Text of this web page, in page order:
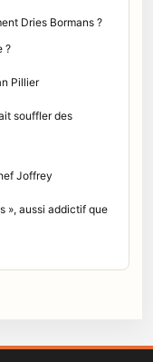
Dries Bormans ?
?
Pillier
souffler des
Joffrey
», aussi addictif que